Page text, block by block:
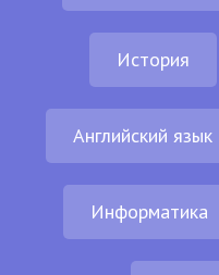
История
Английский язык
Информатика